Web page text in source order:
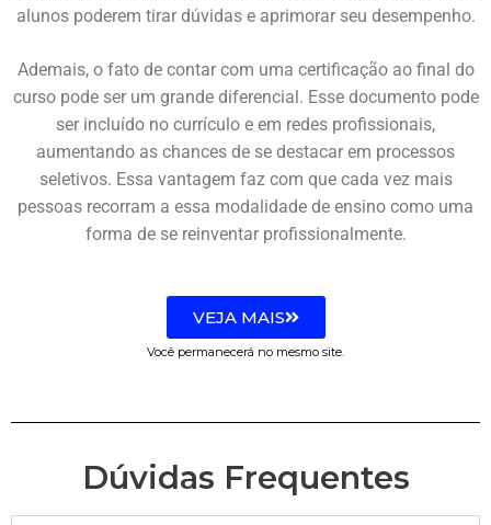
alunos poderem tirar dúvidas e aprimorar seu desempenho.
Ademais, o fato de contar com uma certificação ao final do
curso pode ser um grande diferencial. Esse documento pode
ser incluído no currículo e em redes profissionais,
aumentando as chances de se destacar em processos
seletivos. Essa vantagem faz com que cada vez mais
pessoas recorram a essa modalidade de ensino como uma
forma de se reinventar profissionalmente.
VEJA MAIS
Você permanecerá no mesmo site.
Dúvidas Frequentes